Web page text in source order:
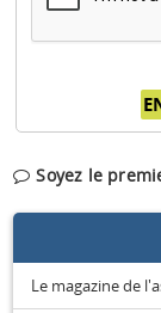
Soyez le
Le magazine de